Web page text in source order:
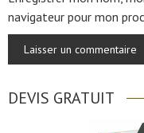
navigateur pour mon
DEVIS GRATUIT